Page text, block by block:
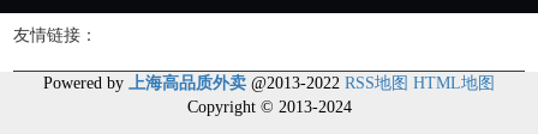
友情链接：
Powered by 上海高品质外卖 @2013-2022 RSS地图 HTML地图
Copyright © 2013-2024